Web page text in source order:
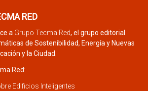
RED
a Grupo Tecma Red, el grupo editorial
de Sostenibilidad, Energía y Nuevas
y la Ciudad.
Red:
Edificios Inteligentes